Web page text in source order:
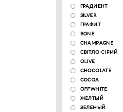
ГРАДИЕНТ
SILVER
ГРАФИТ
BONE
CHAMPAGNE
СВІТЛО-СІРИЙ
OLIVE
CHOCOLATE
COCOA
OFFWHITE
ЖЕЛТЫЙ
ЗЕЛЕНЫЙ